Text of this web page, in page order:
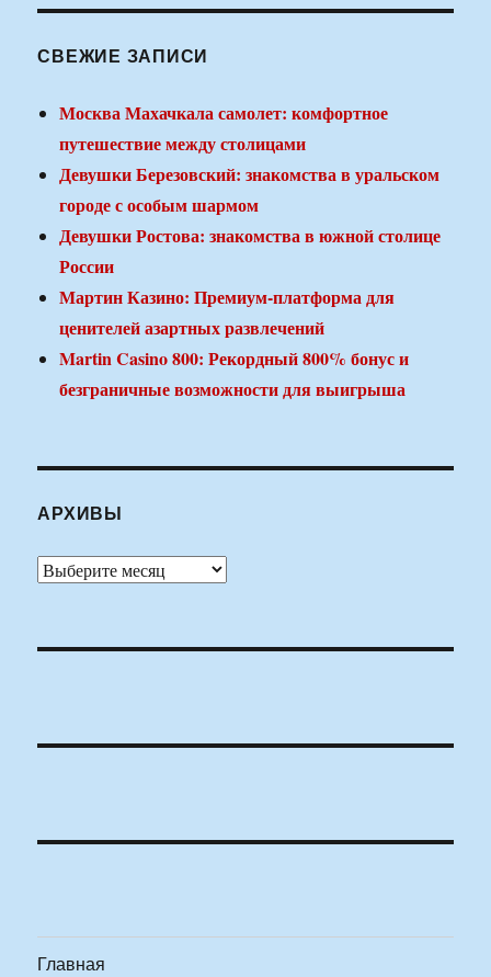
СВЕЖИЕ ЗАПИСИ
Москва Махачкала самолет: комфортное
путешествие между столицами
Девушки Березовский: знакомства в уральском
городе с особым шармом
Девушки Ростова: знакомства в южной столице
России
Мартин Казино: Премиум-платформа для
ценителей азартных развлечений
Martin Casino 800: Рекордный 800% бонус и
безграничные возможности для выигрыша
АРХИВЫ
Архивы
Главная